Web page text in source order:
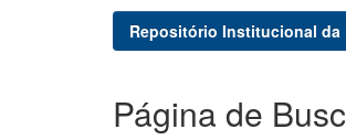
Repositório Institucional da
Página de